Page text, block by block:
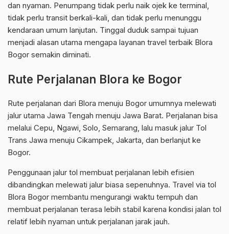
dan nyaman. Penumpang tidak perlu naik ojek ke terminal,
tidak perlu transit berkali-kali, dan tidak perlu menunggu
kendaraan umum lanjutan. Tinggal duduk sampai tujuan
menjadi alasan utama mengapa layanan travel terbaik Blora
Bogor semakin diminati.
Rute Perjalanan Blora ke Bogor
Rute perjalanan dari Blora menuju Bogor umumnya melewati
jalur utama Jawa Tengah menuju Jawa Barat. Perjalanan bisa
melalui Cepu, Ngawi, Solo, Semarang, lalu masuk jalur Tol
Trans Jawa menuju Cikampek, Jakarta, dan berlanjut ke
Bogor.
Penggunaan jalur tol membuat perjalanan lebih efisien
dibandingkan melewati jalur biasa sepenuhnya. Travel via tol
Blora Bogor membantu mengurangi waktu tempuh dan
membuat perjalanan terasa lebih stabil karena kondisi jalan tol
relatif lebih nyaman untuk perjalanan jarak jauh.